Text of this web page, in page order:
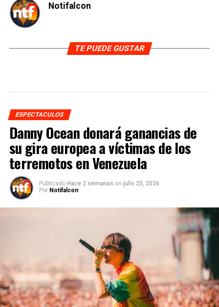
Notifalcon
TE PUEDE GUSTAR
ESPECTACULOS
Danny Ocean donará ganancias de
su gira europea a víctimas de los
terremotos en Venezuela
Publicado Hace 2 semanas on julio 25, 2026
Por Notifalcon